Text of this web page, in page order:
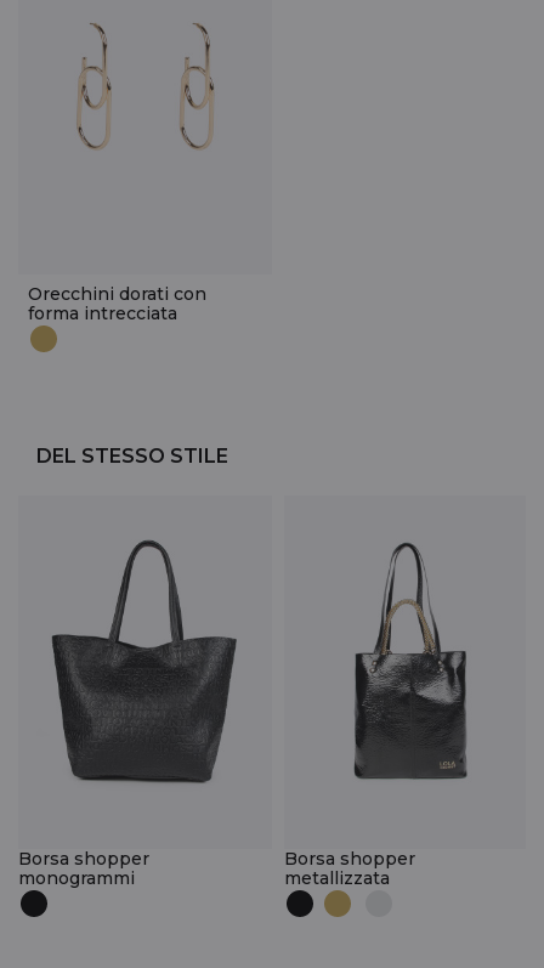
Orecchini dorati con
forma intrecciata
DEL STESSO STILE
Borsa shopper
monogrammi
Borsa shopper
metallizzata